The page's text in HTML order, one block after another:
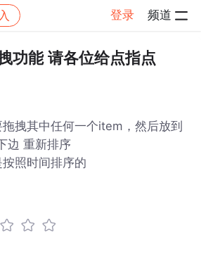
登录 频道
帖子详情
功能 请各位给点指点
拽其中任何一个item，然后放到
边 重新排序
照时间排序的